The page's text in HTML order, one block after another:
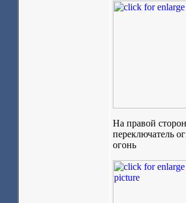
На правой
переключатель
огонь